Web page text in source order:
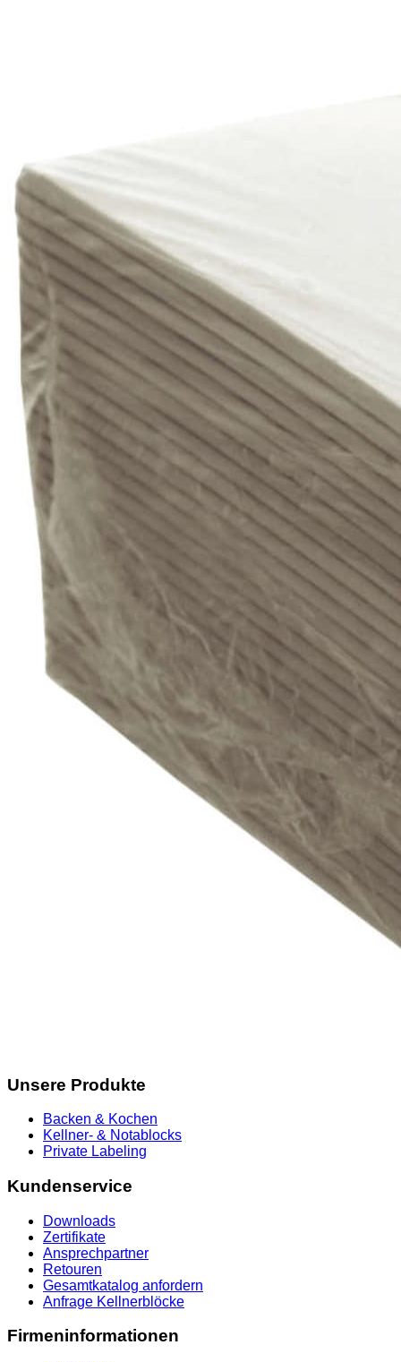
Unsere Produkte
Backen & Kochen
Kellner- & Notablocks
Private Labeling
Kundenservice
Downloads
Zertifikate
Ansprechpartner
Retouren
Gesamtkatalog anfordern
Anfrage Kellnerblöcke
Firmeninformationen